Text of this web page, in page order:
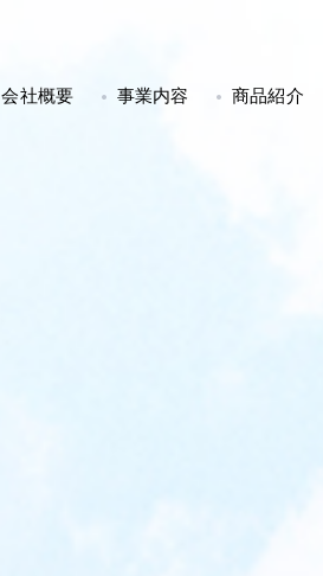
会社概要 事業内容 商品紹介